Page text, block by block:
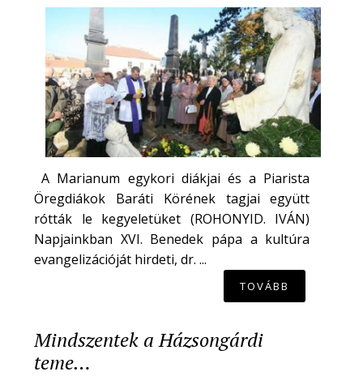
A Marianum egykori diákjai és a Piarista
Öregdiákok Baráti Körének tagjai együtt
rótták le kegyeletüket (ROHONYID. IVÁN)
Napjainkban XVI. Benedek pápa a kultúra
evangelizációját hirdeti, dr. ...
TOVÁBB
Mindszentek a Házsongárdi
teme…